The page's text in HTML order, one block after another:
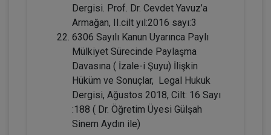
Tüketici Hukuku Enstitüsü
Dergisi. Prof. Dr. Cevdet Yavuz’a
Armağan, II.cilt yıl:2016 sayı:3
6306 Sayılı Kanun Uyarınca Paylı
Mülkiyet Sürecinde Paylaşma
Davasına ( İzale-i Şuyu) İlişkin
Hüküm ve Sonuçlar, Legal Hukuk
Dergisi, Ağustos 2018, Cilt: 16 Sayı
:188 ( Dr. Öğretim Üyesi Gülşah
Sinem Aydın ile)